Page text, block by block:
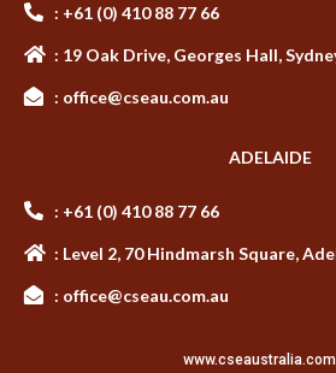
: +61 (0) 410 88 77 66
: 19 Oak Drive, Georges Hall,
: office@cseau.com.au
ADELAIDE
: +61 (0) 410 88 77 66
: Level 2, 70 Hindmarsh Square,
: office@cseau.com.au